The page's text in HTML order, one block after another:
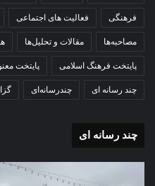
فرهنگی فعالیت های اجتماعی
مصاحبه‌ها مقالات و تحلیل‌ها
پایتخت فرهنگ اسلامی پایتخت
چند رسانه ای چندرسانه‌ای
چند رسانه ای